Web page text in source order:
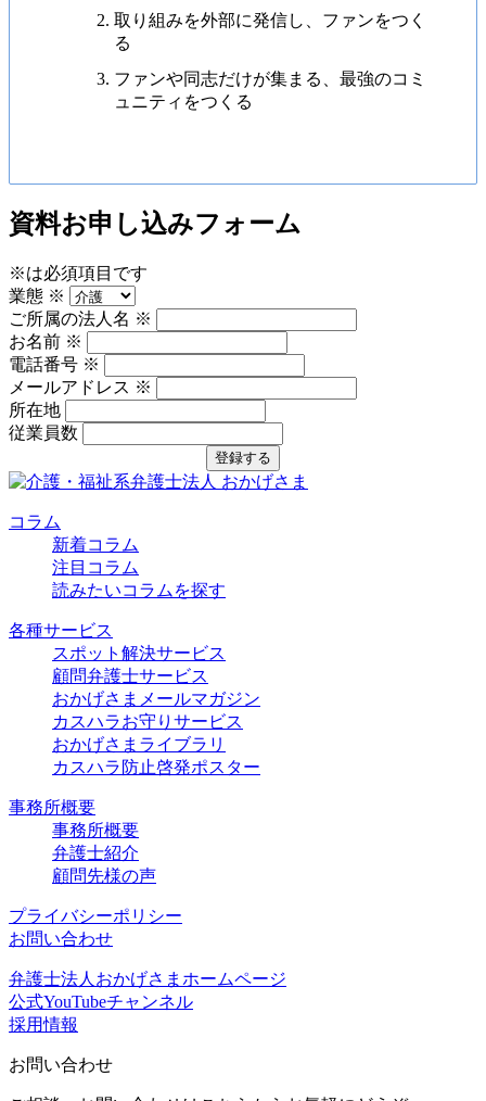
取り組みを外部に発信し、ファンをつく
る
ファンや同志だけが集まる、最強のコミ
ュニティをつくる
資料お申し込みフォーム
※は必須項目です
業態 ※
ご所属の法人名 ※
お名前 ※
電話番号 ※
メールアドレス ※
所在地
従業員数
登録する
コラム
新着コラム
注目コラム
読みたいコラムを探す
各種サービス
スポット解決サービス
顧問弁護士サービス
おかげさまメールマガジン
カスハラお守りサービス
おかげさまライブラリ
カスハラ防止啓発ポスター
事務所概要
事務所概要
弁護士紹介
顧問先様の声
プライバシーポリシー
お問い合わせ
弁護士法人おかげさまホームページ
公式YouTubeチャンネル
採用情報
お問い合わせ